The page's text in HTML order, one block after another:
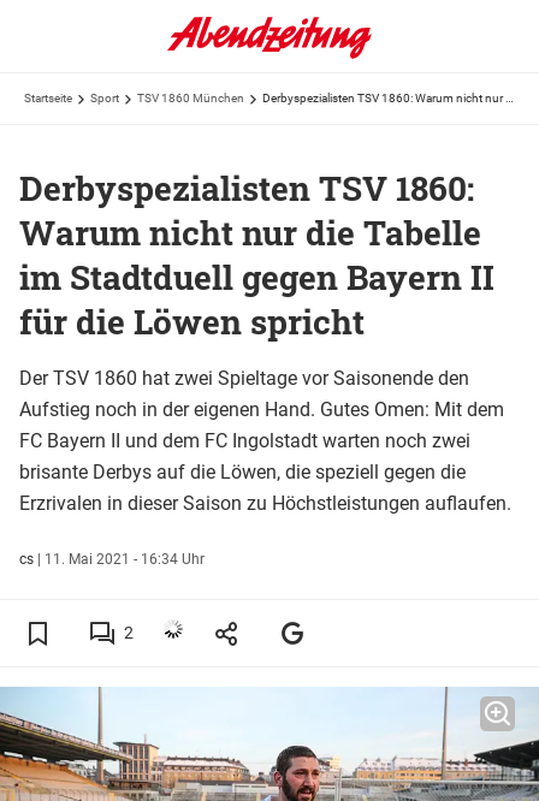
Startseite Sport TSV 1860 München
Derbyspezialisten TSV 1860:
Warum nicht nur die Tabelle
im Stadtduell gegen Bayern II
für die Löwen spricht
Der TSV 1860 hat zwei Spieltage vor Saisonende den
Aufstieg noch in der eigenen Hand. Gutes Omen: Mit dem
FC Bayern II und dem FC Ingolstadt warten noch zwei
brisante Derbys auf die Löwen, die speziell gegen die
Erzrivalen in dieser Saison zu Höchstleistungen auflaufen.
cs | 11. Mai 2021 - 16:34 Uhr
2